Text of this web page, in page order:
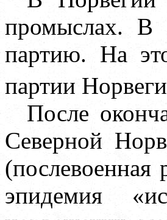
промыслах. В
партию. На
партии
После
Северной
(послевоенная
эпидемия